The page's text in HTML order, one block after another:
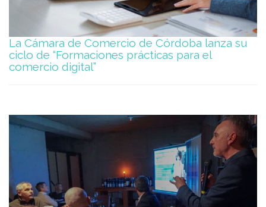
La Cámara de Comercio de Córdoba lanza su
ciclo de “Formaciones prácticas para el
comercio digital”